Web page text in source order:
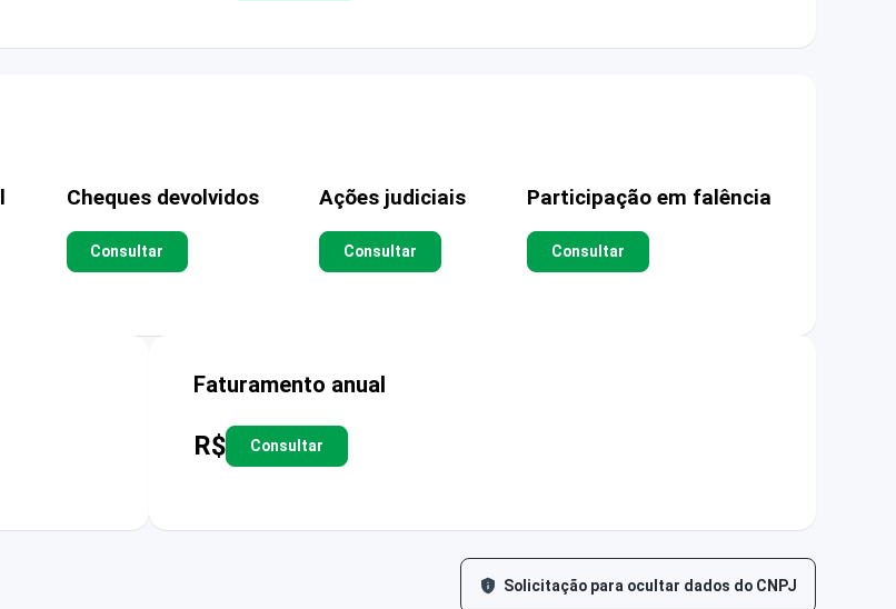
Cheques devolvidos
Consultar
Ações judiciais
Consultar
Participação em falência
Consultar
Faturamento anual
R$ Consultar
Solicitação para ocultar dados do CNPJ